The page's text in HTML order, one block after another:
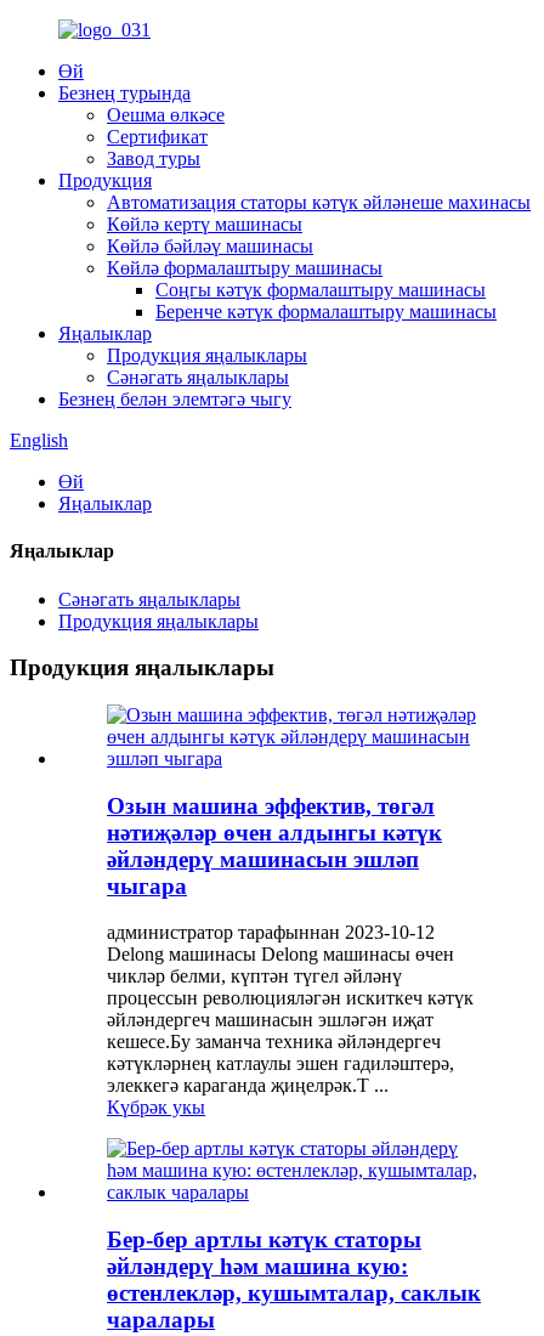
Өй
Безнең турында
Оешма өлкәсе
Сертификат
Завод туры
Продукция
Автоматизация статоры кәтүк әйләнеше махинасы
Көйлә кертү машинасы
Көйлә бәйләү машинасы
Көйлә формалаштыру машинасы
Соңгы кәтүк формалаштыру машинасы
Беренче кәтүк формалаштыру машинасы
Яңалыклар
Продукция яңалыклары
Сәнәгать яңалыклары
Безнең белән элемтәгә чыгу
English
Өй
Яңалыклар
Яңалыклар
Сәнәгать яңалыклары
Продукция яңалыклары
Продукция яңалыклары
Озын машина эффектив, төгәл
нәтиҗәләр өчен алдынгы кәтүк
әйләндерү машинасын эшләп
чыгара
администратор тарафыннан 2023-10-12
Delong машинасы Delong машинасы өчен
чикләр белми, күптән түгел әйләнү
процессын революцияләгән искиткеч кәтүк
әйләндергеч машинасын эшләгән иҗат
кешесе.Бу заманча техника әйләндергеч
кәтүкләрнең катлаулы эшен гадиләштерә,
элеккегә караганда җиңелрәк.Т ...
Күбрәк укы
Бер-бер артлы кәтүк статоры
әйләндерү һәм машина кую:
өстенлекләр, кушымталар, саклык
чаралары